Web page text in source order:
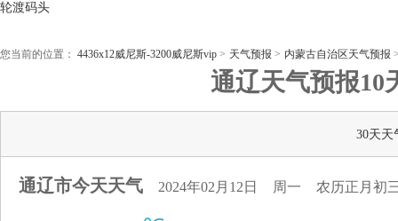
轮渡码头
您当前的位置： 4436x12威尼斯-3200威尼斯vip > 天气预报 > 内蒙古自治区天气预报
通辽天气预报10
30天天
通辽市今天天气 2024年02月12日 周一 农历正月初